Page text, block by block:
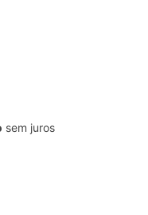
sem juros